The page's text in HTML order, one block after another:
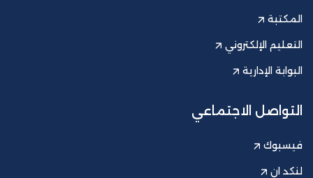
المكتبة
التعليم الإلكتروني
البوابة الإدارية
التواصل الاجتماعي
فيسبوك
لنكد ان